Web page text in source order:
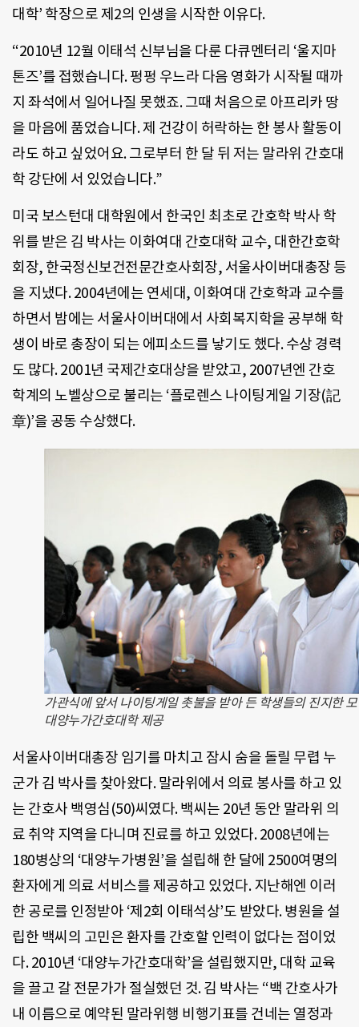
대학’ 학장으로 제2의 인생을 시작한 이유다.
“2010년 12월 이태석 신부님을 다룬 다큐멘터리 ‘울지마
톤즈’를 접했습니다. 펑펑 우느라 다음 영화가 시작될 때까
지 좌석에서 일어나질 못했죠. 그때 처음으로 아프리카 땅
을 마음에 품었습니다. 제 건강이 허락하는 한 봉사 활동이
라도 하고 싶었어요. 그로부터 한 달 뒤 저는 말라위 간호대
학 강단에 서 있었습니다.”
미국 보스턴대 대학원에서 한국인 최초로 간호학 박사 학
위를 받은 김 박사는 이화여대 간호대학 교수, 대한간호학
회장, 한국정신보건전문간호사회장, 서울사이버대총장 등
을 지냈다. 2004년에는 연세대, 이화여대 간호학과 교수를
하면서 밤에는 서울사이버대에서 사회복지학을 공부해 학
생이 바로 총장이 되는 에피소드를 낳기도 했다. 수상 경력
도 많다. 2001년 국제간호대상을 받았고, 2007년엔 간호
학계의 노벨상으로 불리는 ‘플로렌스 나이팅게일 기장(記
章)’을 공동 수상했다.
가관식에 앞서 나이팅게일 촛불을 받아 든 학생들의 진지한
대양누가간호대학 제공
서울사이버대총장 임기를 마치고 잠시 숨을 돌릴 무렵 누
군가 김 박사를 찾아왔다. 말라위에서 의료 봉사를 하고 있
는 간호사 백영심(50)씨였다. 백씨는 20년 동안 말라위 의
료 취약 지역을 다니며 진료를 하고 있었다. 2008년에는
180병상의 ‘대양누가병원’을 설립해 한 달에 2500여명의
환자에게 의료 서비스를 제공하고 있었다. 지난해엔 이러
한 공로를 인정받아 ‘제2회 이태석상’도 받았다. 병원을 설
립한 백씨의 고민은 환자를 간호할 인력이 없다는 점이었
다. 2010년 ‘대양누가간호대학’을 설립했지만, 대학 교육
을 끌고 갈 전문가가 절실했던 것. 김 박사는 “백 간호사가
내 이름으로 예약된 말라위행 비행기표를 건네는 열정과